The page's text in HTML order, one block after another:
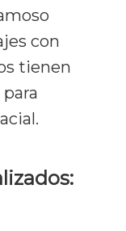
con
tienen
De